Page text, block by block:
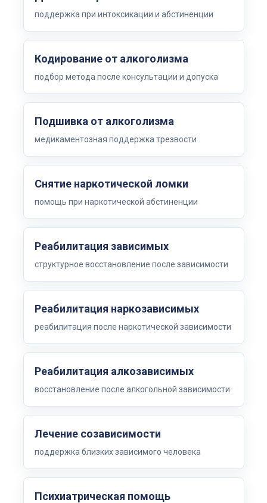
поддержка при интоксикации и абстиненции
Кодирование от алкоголизма
подбор метода после консультации и допуска
Подшивка от алкоголизма
медикаментозная поддержка трезвости
Снятие наркотической ломки
помощь при наркотической абстиненции
Реабилитация зависимых
структурное восстановление после зависимости
Реабилитация наркозависимых
реабилитация после наркотической зависимости
Реабилитация алкозависимых
восстановление после алкогольной зависимости
Лечение созависимости
поддержка близких зависимого человека
Психиатрическая помощь